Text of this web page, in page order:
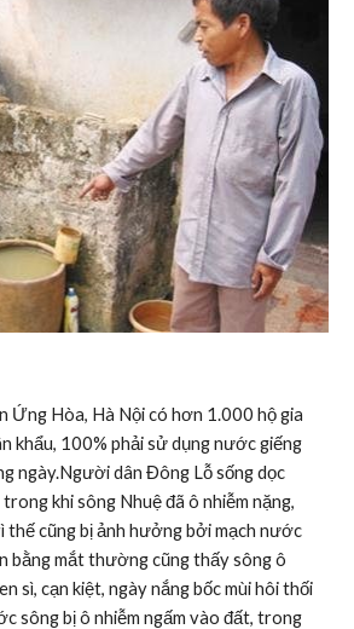
khẩu, 100% phải sử dụng nước giếng
ngày.Người dân Đông Lỗ sống dọc
khi sông Nhuệ đã ô nhiễm nặng,
thế cũng bị ảnh hưởng bởi mạch nước
bằng mắt thường cũng thấy sông ô
sì, cạn kiệt, ngày nắng bốc mùi hôi thối
sông bị ô nhiễm ngấm vào đất, trong